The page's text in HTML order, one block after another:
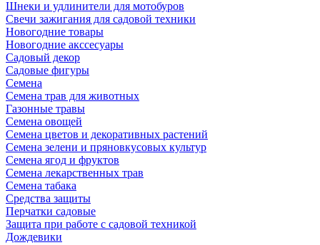
Шнеки и удлинители для мотобуров
Свечи зажигания для садовой техники
Новогодние товары
Новогодние акссесуары
Садовый декор
Садовые фигуры
Семена
Семена трав для животных
Газонные травы
Семена овощей
Семена цветов и декоративных растений
Семена зелени и пряновкусовых культур
Семена ягод и фруктов
Семена лекарственных трав
Семена табака
Средства защиты
Перчатки садовые
Защита при работе с садовой техникой
Дождевики